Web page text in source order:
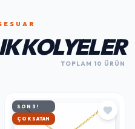
KOLYELER
TOPLAM 10 ÜRÜN
SON 3!
ÇOK SATAN